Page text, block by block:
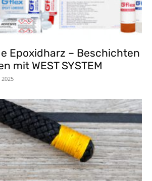
Epoxidharz – Beschichten
mit WEST SYSTEM